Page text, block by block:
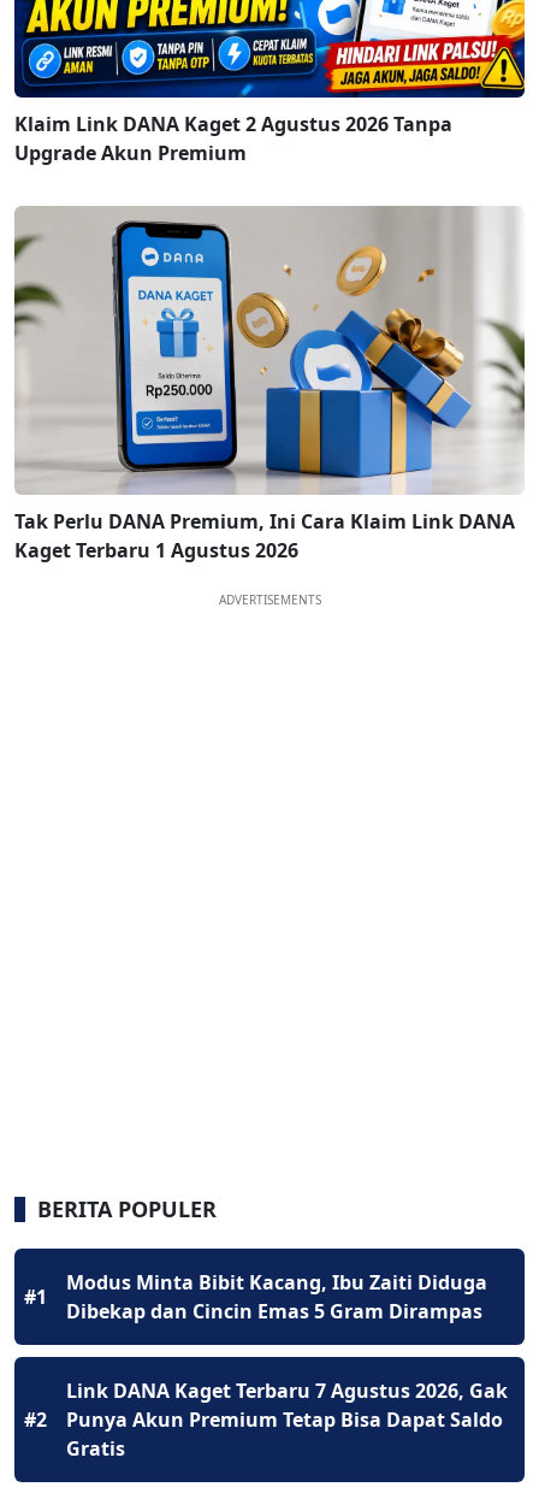
Klaim Link DANA Kaget 2 Agustus 2026 Tanpa
Upgrade Akun Premium
Tak Perlu DANA Premium, Ini Cara Klaim Link DANA
Kaget Terbaru 1 Agustus 2026
ADVERTISEMENTS
BERITA POPULER
#1
Modus Minta Bibit Kacang, Ibu Zaiti Diduga
Dibekap dan Cincin Emas 5 Gram Dirampas
#2
Link DANA Kaget Terbaru 7 Agustus 2026, Gak
Punya Akun Premium Tetap Bisa Dapat Saldo
Gratis